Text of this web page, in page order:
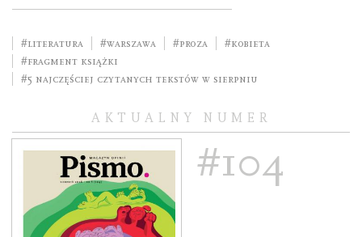
#literatura #Warszawa #Proza
#kobieta
#fragment książki
#5 najczęściej czytanych tekstów w sierpniu
AKTUALNY NUMER
#104